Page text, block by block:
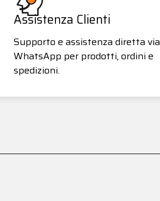
Assistenza Clienti
Supporto e assistenza diretta via
WhatsApp per prodotti, ordini e
spedizioni.